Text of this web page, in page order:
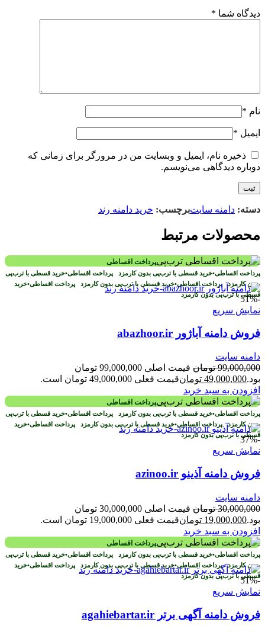
دیدگاه شما *
نام *
ایمیل *
ذخیره نام، ایمیل و وبسایت من در مرورگر برای زمانی که
دوباره دیدگاهی می‌نویسم.
دسته: دامنه سایتبرچسب: خرید دامنه رند
محصولات مرتبط
پرداخت اقساطی
پرداخت اقساطی•خرید قسطی با ترب‌پی بدون کارمزد پرداخت اقساطی•خرید قسطی با ترب‌پی
بدون کارمزد پرداخت اقساطی•خرید قسطی با ترب‌پی بدون کارمزد پرداخت اقساطی•خرید
قسطی با ترب‌پی بدون کارمزد
-51%
نمایش سریع
فروش دامنه آباژور abazhoor.ir
دامنه سایت
99,000,000 تومان
قیمت اصلی 99,000,000 تومان
بود.49,000,000 تومانقیمت فعلی 49,000,000 تومان است.
افزودن به سبد خرید
پرداخت اقساطی
پرداخت اقساطی•خرید قسطی با ترب‌پی بدون کارمزد پرداخت اقساطی•خرید قسطی با ترب‌پی
بدون کارمزد پرداخت اقساطی•خرید قسطی با ترب‌پی بدون کارمزد پرداخت اقساطی•خرید
قسطی با ترب‌پی بدون کارمزد
-37%
نمایش سریع
فروش دامنه آذینو azinoo.ir
دامنه سایت
30,000,000 تومان
قیمت اصلی 30,000,000 تومان
بود.19,000,000 تومانقیمت فعلی 19,000,000 تومان است.
افزودن به سبد خرید
پرداخت اقساطی
پرداخت اقساطی•خرید قسطی با ترب‌پی بدون کارمزد پرداخت اقساطی•خرید قسطی با ترب‌پی
بدون کارمزدپرداخت اقساطی•خرید قسطی با ترب‌پی بدون کارمزد پرداخت اقساطی•خرید
قسطی با ترب‌پی بدون کارمزد
-51%
نمایش سریع
فروش دامنه آگهی برتر agahiebartar.ir